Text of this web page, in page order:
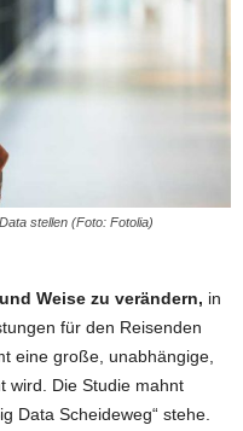
stellen (Foto: Fotolia)
Weise zu verändern, in
für den Reisenden
eine große, unabhängige,
wird. Die Studie mahnt
Data Scheideweg“ stehe.